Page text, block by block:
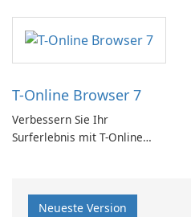
T-Online Browser 7
Verbessern Sie Ihr
Surferlebnis mit T-Online
Neueste Version